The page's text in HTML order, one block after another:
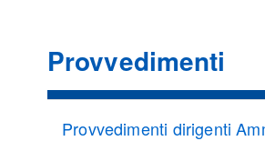
Provvedimenti
Provvedimenti dirigenti